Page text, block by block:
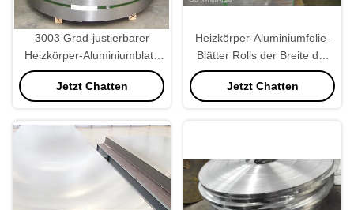
3003 Grad-justierbarer
Heizkörper-Aluminiumblatt,
das 1700mm Od verpackt.
Jetzt Chatten
Heizkörper-Aluminiumfolie-
Blätter Rolls der Breite der
Folien-2400mm
Jetzt Chatten